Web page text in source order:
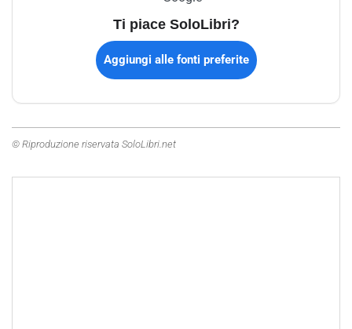
Ti piace SoloLibri?
Aggiungi alle fonti preferite
© Riproduzione riservata SoloLibri.net